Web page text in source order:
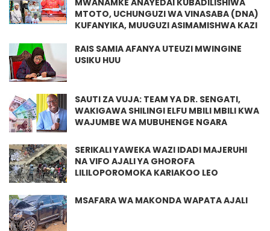
MTOTO, UCHUNGUZI WA VINASABA (DNA)
KUFANYIKA, MUUGUZI ASIMAMISHWA KAZI
RAIS SAMIA AFANYA UTEUZI MWINGINE
USIKU HUU
SAUTI ZA VUJA: TEAM YA DR. SENGATI,
WAKIGAWA SHILINGI ELFU MBILI MBILI KWA
WAJUMBE WA MUBUHENGE NGARA
SERIKALI YAWEKA WAZI IDADI MAJERUHI
NA VIFO AJALI YA GHOROFA
LILILOPOROMOKA KARIAKOO LEO
MSAFARA WA MAKONDA WAPATA AJALI